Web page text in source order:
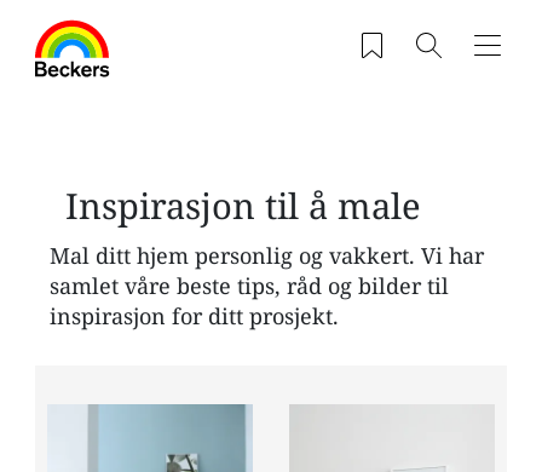
Saved products
Søk
Inspirasjon til å male
Mal ditt hjem personlig og vakkert. Vi har
samlet våre beste tips, råd og bilder til
inspirasjon for ditt prosjekt.